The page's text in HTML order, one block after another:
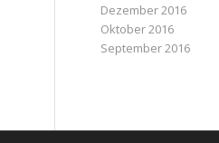
Dezember 2016
Oktober 2016
September 2016